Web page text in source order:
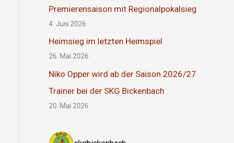
Premierensaison mit Regionalpokalsieg
4. Juni 2026
Heimsieg im letzten Heimspiel
26. Mai 2026
Niko Opper wird ab der Saison 2026/27
Trainer bei der SKG Bickenbach
20. Mai 2026